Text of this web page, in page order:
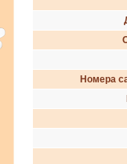
Номера